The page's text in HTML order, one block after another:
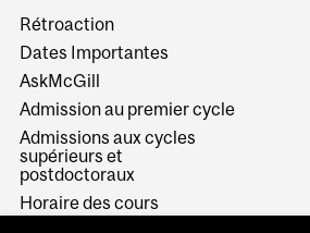
Rétroaction
Dates Importantes
AskMcGill
Admission au premier cycle
Admissions aux cycles
supérieurs et
postdoctoraux
Horaire des cours